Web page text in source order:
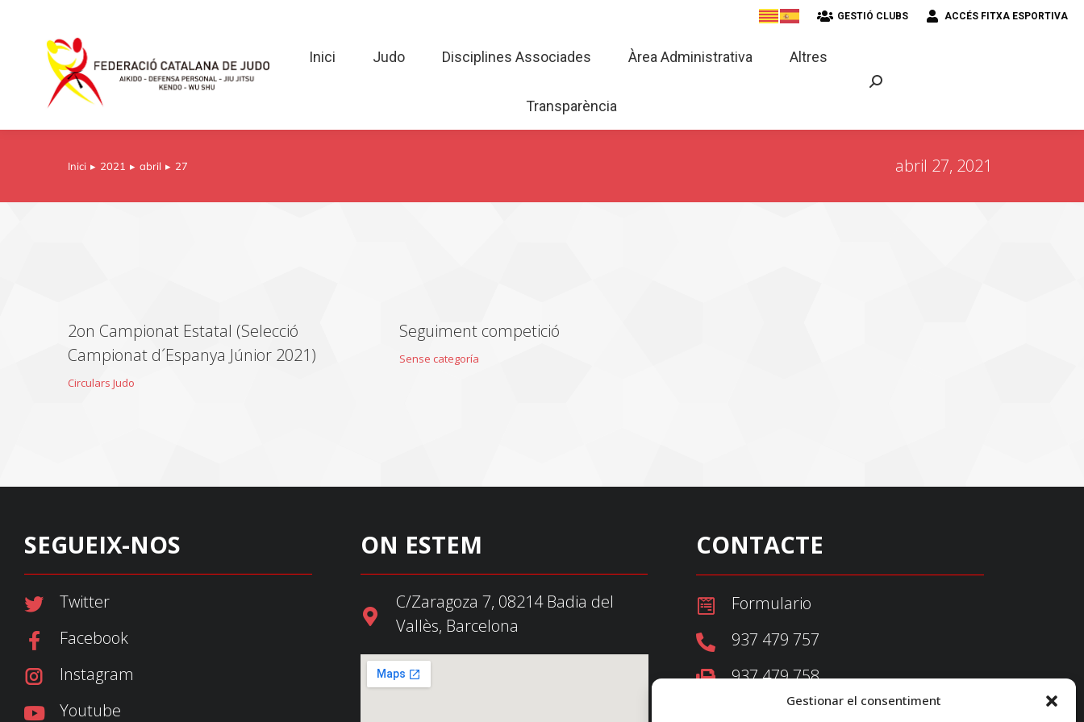
Gestionar el consentiment
GESTIÓ CLUBS ACCÉS FITXA ESPORTIVA
Inici Judo Disciplines Associades Àrea Administrativa Altres
Transparència
You are here:
Inici 2021 abril 27 abril 27, 2021
2on Campionat Estatal (Selecció
Campionat d´Espanya Júnior 2021)
Circulars Judo
Seguiment competició
Sense categoría
SEGUEIX-NOS
Twitter
Facebook
Instagram
Youtube
ON ESTEM
C/Zaragoza 7, 08214 Badia del
Vallès, Barcelona
CONTACTE
Formulario
937 479 757
937 479 758
federacio@fedecatjudo.cat
Àrea Administrativa Altres